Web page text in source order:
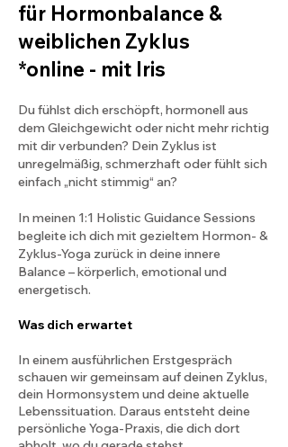
für Hormonbalance &
weiblichen Zyklus
*online - mit Iris
Du fühlst dich erschöpft, hormonell aus
dem Gleichgewicht oder nicht mehr richtig
mit dir verbunden? Dein Zyklus ist
unregelmäßig, schmerzhaft oder fühlt sich
einfach „nicht stimmig“ an?
In meinen 1:1 Holistic Guidance Sessions
begleite ich dich mit gezieltem Hormon- &
Zyklus-Yoga zurück in deine innere
Balance – körperlich, emotional und
energetisch.
Was dich erwartet
In einem ausführlichen Erstgespräch
schauen wir gemeinsam auf deinen Zyklus,
dein Hormonsystem und deine aktuelle
Lebenssituation. Daraus entsteht deine
persönliche Yoga-Praxis, die dich dort